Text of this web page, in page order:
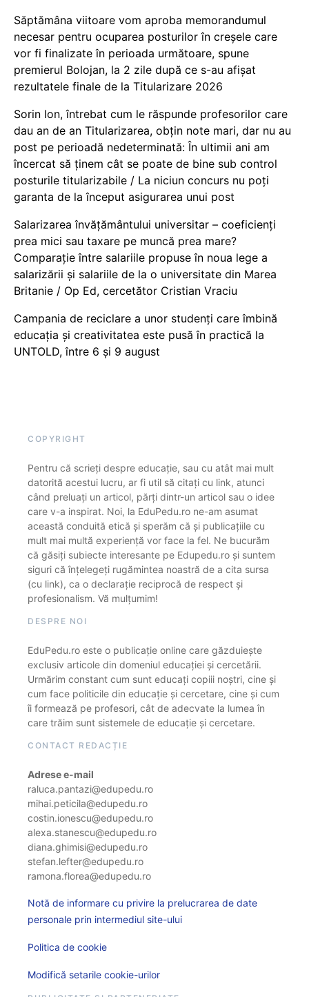
Săptămâna viitoare vom aproba memorandumul
necesar pentru ocuparea posturilor în creșele care
vor fi finalizate în perioada următoare, spune
premierul Bolojan, la 2 zile după ce s-au afișat
rezultatele finale de la Titularizare 2026
Sorin Ion, întrebat cum le răspunde profesorilor care
dau an de an Titularizarea, obțin note mari, dar nu au
post pe perioadă nedeterminată: În ultimii ani am
încercat să ținem cât se poate de bine sub control
posturile titularizabile / La niciun concurs nu poți
garanta de la început asigurarea unui post
Salarizarea învățământului universitar – coeficienți
prea mici sau taxare pe muncă prea mare?
Comparație între salariile propuse în noua lege a
salarizării și salariile de la o universitate din Marea
Britanie / Op Ed, cercetător Cristian Vraciu
Campania de reciclare a unor studenți care îmbină
educația și creativitatea este pusă în practică la
UNTOLD, între 6 și 9 august
COPYRIGHT
Pentru că scrieți despre educație, sau cu atât mai mult
datorită acestui lucru, ar fi util să citați cu link, atunci
când preluați un articol, părți dintr-un articol sau o idee
care v-a inspirat. Noi, la EduPedu.ro ne-am asumat
această conduită etică și sperăm că și publicațiile cu
mult mai multă experiență vor face la fel. Ne bucurăm
că găsiți subiecte interesante pe Edupedu.ro și suntem
siguri că înțelegeți rugămintea noastră de a cita sursa
(cu link), ca o declarație reciprocă de respect și
profesionalism. Vă mulțumim!
DESPRE NOI
EduPedu.ro este o publicație online care găzduiește
exclusiv articole din domeniul educației și cercetării.
Urmărim constant cum sunt educați copiii noștri, cine și
cum face politicile din educație și cercetare, cine și cum
îi formează pe profesori, cât de adecvate la lumea în
care trăim sunt sistemele de educație și cercetare.
CONTACT REDACȚIE
Adrese e-mail
raluca.pantazi@edupedu.ro
mihai.peticila@edupedu.ro
costin.ionescu@edupedu.ro
alexa.stanescu@edupedu.ro
diana.ghimisi@edupedu.ro
stefan.lefter@edupedu.ro
ramona.florea@edupedu.ro
Notă de informare cu privire la prelucrarea de date
personale prin intermediul site-ului
Politica de cookie
Modifică setarile cookie-urilor